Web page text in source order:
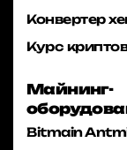
Конвертер
Курс
Майнинг-
Bitmain